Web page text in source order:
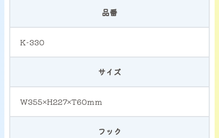
品番
K-330
サイズ
W355×H227×T60ｍｍ
フック